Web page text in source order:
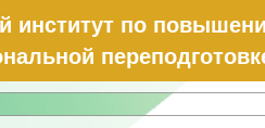
институт по